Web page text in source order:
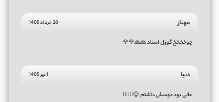
مهناز 28 خرداد 1405
چوخخخخ گوزل استاد 🙏🙏🌹🌹
دنیا 1 تیر 1405
عالی بود دوسش داشتم 😊👍🏻💚